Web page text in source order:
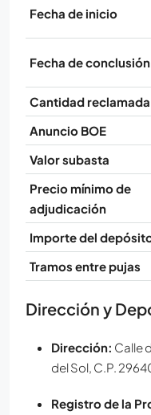
Fecha de inicio
Fecha de conclusión
Cantidad reclamada
Anuncio BOE
Valor subasta
Precio mínimo de
adjudicación
Importe del
Tramos entre pujas
Dirección y
Dirección: Calle
del Sol, C.P.
Registro de la